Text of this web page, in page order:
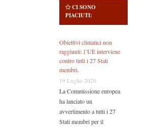
CI SONO
PIACIUTI:
Obiettivi climatici non
raggiunti: l’UE interviene
contro tutti i 27 Stati
membri.
19 Luglio 2026
La Commissione europea
ha lanciato un
avvertimento a tutti i 27
Stati membri per il